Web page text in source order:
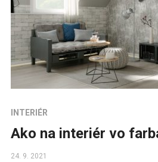
INTERIÉR
Ako na interiér vo
24. 9. 2021